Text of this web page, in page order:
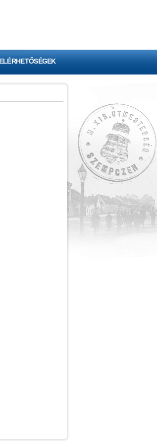
ELÉRHETŐSÉGEK